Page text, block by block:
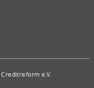
e.V.